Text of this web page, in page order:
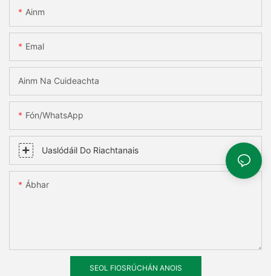
Ainm
Emal
Ainm Na Cuideachta
Fón/WhatsApp
Uaslódáil Do Riachtanais
Ábhar
SEOL FIOSRÚCHÁN ANOIS